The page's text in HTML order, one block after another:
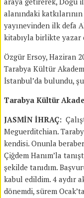
alanındaki
yayınevinden ilk defa
kitabıyla birlikte yazar
Özgür Ersoy, Haziran
Tarabya Kültür
İstanbul’da bulundu,
Tarabya Kültür
JASMİN İHRAÇ:
Meguerditchian.
kendisi. Onunla
Çiğdem Hanım’la
şekilde tanıdım.
kabul edildim. 4 aydır
dönemdi, sürem